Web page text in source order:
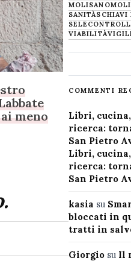
meno
MOLISANO
SANITÀSCHIAVI
VIABILITÀ
COMMENTI
Libri,
ricerca:
San Pietro
Libri,
ricerca:
San Pietro
kasia su
bloccati in
tratti in
Giorgiosu Il